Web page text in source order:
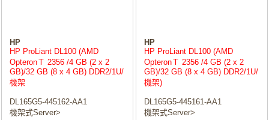
HP
HP ProLiant DL100 (AMD
OpteronＴ 2356 /4 GB (2 x 2
GB)/32 GB (8 x 4 GB) DDR2/1U/
機架
DL165G5-445162-AA1
機架式Server>
HP
HP ProLiant DL100 (AMD
OpteronＴ 2356 /4 GB (2 x 2
GB)/32 GB (8 x 4 GB) DDR2/1U/
機架)
DL165G5-445161-AA1
機架式Server>